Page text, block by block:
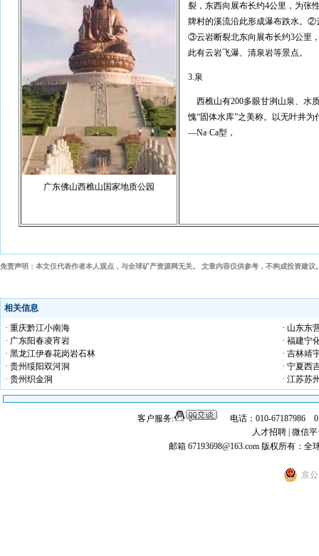
广东佛山西樵山国家地质公园
裂，东西向展布长约4公里，为张
牌村的溪流沿此形成瀑布跌水。②
③云岩断裂北东向展布长约3公里
此有云岩飞瀑、清泉岩等景点。
3.泉
西樵山有200多眼甘洌山泉、水
愧“固体水库”之美称。以无叶井
—Na·Ca型，
免责声明：本文仅代表作者本人观点，与全球矿产资源网无关。 文章内容仅供参考，不构成投资建
相关信息
· 重庆黔江小南海
· 山东东
· 广东阳春凌宵岩
· 福建宁
· 黑龙江伊春花岗岩石林
· 吉林靖
· 贵州绥阳双河洞
· 宁夏西
· 贵州织金洞
· 江苏苏
客户服务:
电话：010-67187986
人才招聘 微信
邮箱 67193698@163.com 版权所有：全
京公